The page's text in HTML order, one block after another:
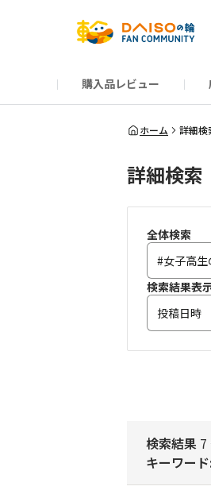
購入品レビュー
だんぜんトーク
運営からのお知らせ
ーSP Blogー
プレゼントキャンペ
1周年記念キャンペ
公式ホームページ
ホーム 詳細検
詳細検索
全体検索
検索結果表
投稿日時
検索結果 7
キーワー